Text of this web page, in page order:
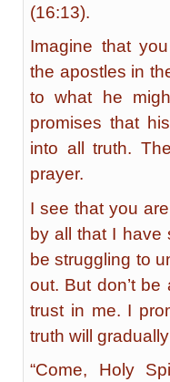
(16:13).
Imagine that
the apostles in
to what he
promises that
into all truth.
prayer.
I see that you
by all that I have
be struggling to
out. But don’t be
trust in me. I
truth will
“Come, Holy